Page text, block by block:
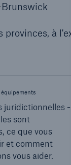
provinces, à
juridictionnelles -
sont
ce que vous
et comment
vous aider.